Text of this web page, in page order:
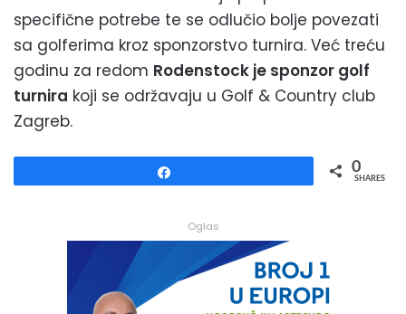
specifične potrebe te se odlučio bolje povezati
sa golferima kroz sponzorstvo turnira. Već treću
godinu za redom Rodenstock je sponzor golf
turnira koji se održavaju u Golf & Country club
Zagreb.
0
SHARES
Oglas